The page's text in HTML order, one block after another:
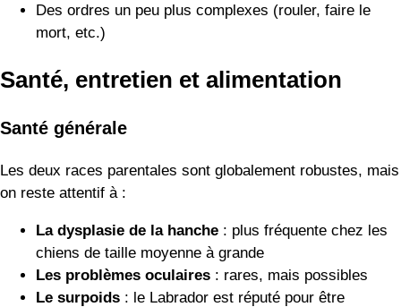
Des ordres un peu plus complexes (rouler, faire le
mort, etc.)
Santé, entretien et alimentation
Santé générale
Les deux races parentales sont globalement robustes, mais
on reste attentif à :
La dysplasie de la hanche : plus fréquente chez les
chiens de taille moyenne à grande
Les problèmes oculaires : rares, mais possibles
Le surpoids : le Labrador est réputé pour être